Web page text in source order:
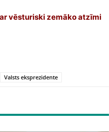
vēsturiski zemāko atzīmi
Valsts eksprezidente